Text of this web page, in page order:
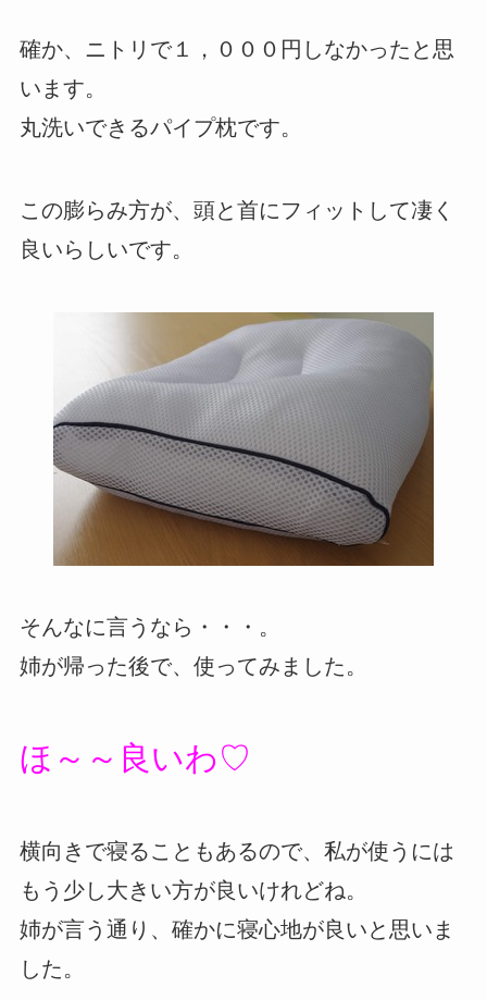
確か、ニトリで１，０００円しなかったと思
います。
丸洗いできるパイプ枕です。
この膨らみ方が、頭と首にフィットして凄く
良いらしいです。
そんなに言うなら・・・。
姉が帰った後で、使ってみました。
ほ～～良いわ♡
横向きで寝ることもあるので、私が使うには
もう少し大きい方が良いけれどね。
姉が言う通り、確かに寝心地が良いと思いま
した。